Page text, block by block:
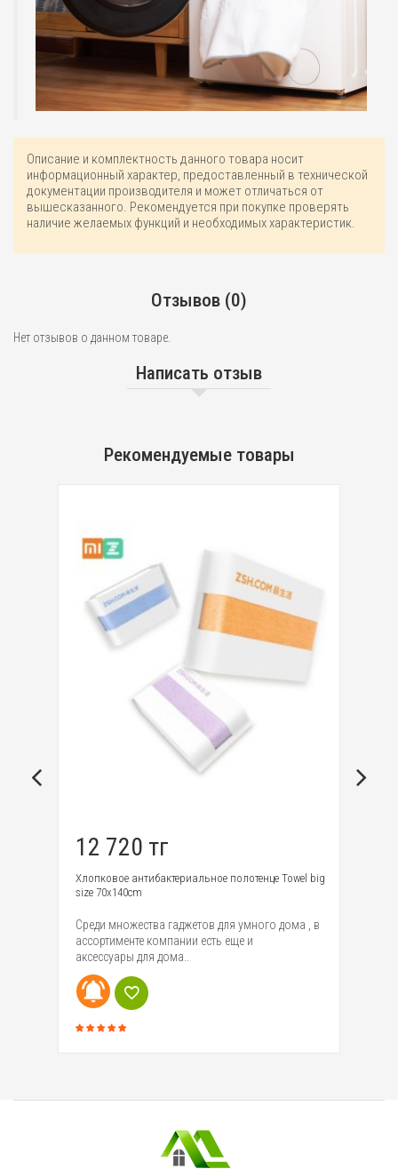
Описание и комплектность данного товара носит
информационный характер, предоставленный в технической
документации производителя и может отличаться от
вышесказанного. Рекомендуется при покупке проверять
наличие желаемых функций и необходимых характеристик.
Отзывов (0)
Нет отзывов о данном товаре.
Написать отзыв
Рекомендуемые товары
12 720 тг
Хлопковое антибактериальное полотенце Towel big
size 70x140cm
Среди множества гаджетов для умного дома , в
ассортименте компании есть еще и
аксессуары для дома..